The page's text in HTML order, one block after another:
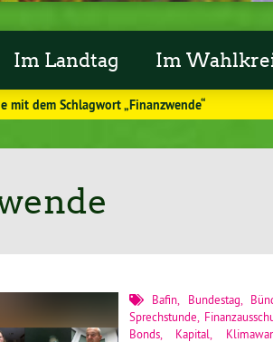
Im Landtag Im
mit dem Schlagwort „Finanzwende“
Bafin Bundestag
Sprechstunde
Bonds, Kapital